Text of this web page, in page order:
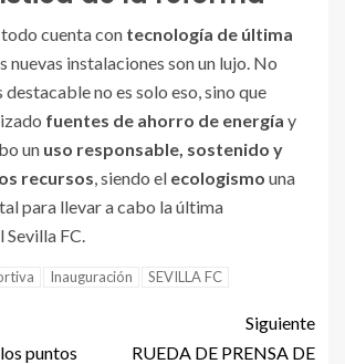
todo cuenta con tecnología de última
nuevas instalaciones son un lujo. No
no es solo eso, sino que
fuentes de ahorro de energía y
un uso responsable, sostenido y
recursos, siendo el ecologismo una
para llevar a cabo la última
FC.
Inauguración SEVILLA FC
puntos
Siguiente
RUEDA DE PRENSA DE